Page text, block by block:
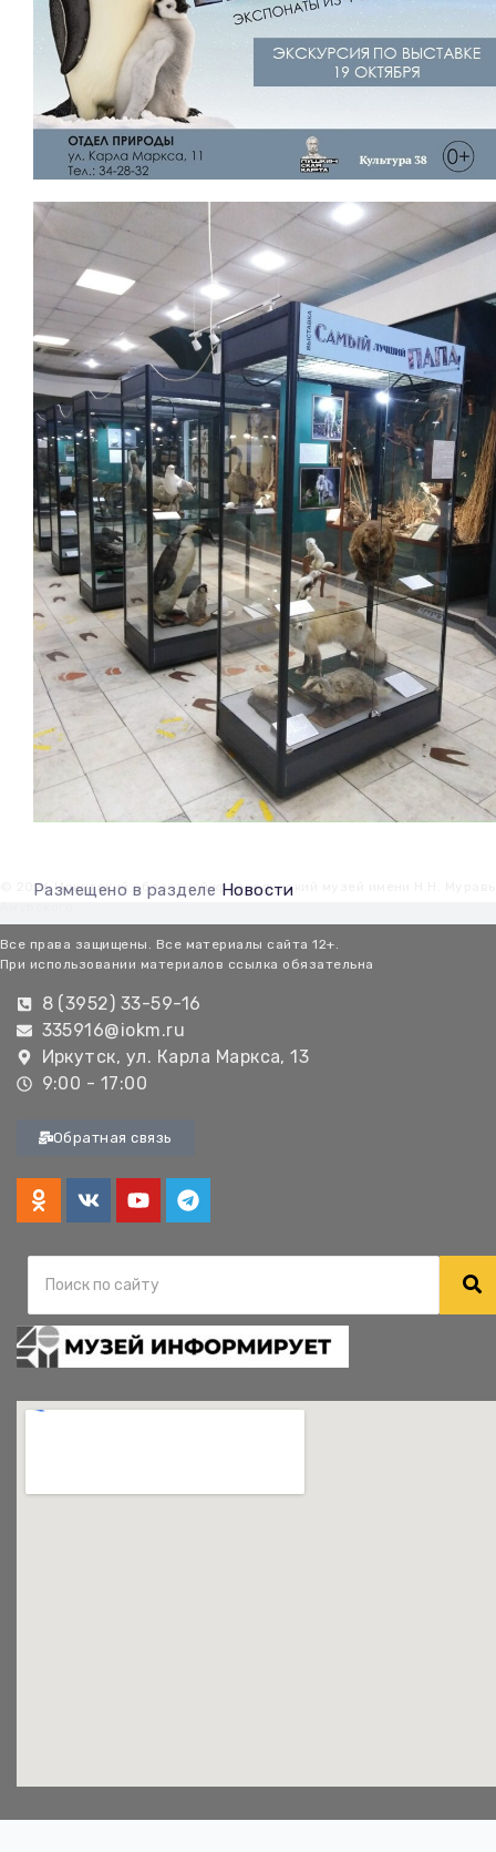
Размещено в разделе Новости
© 2026 Иркутский областной краеведческий музей имени Н.Н.
Все права защищены. Все материалы сайта 12+.
При использовании материалов ссылка обязательна
8 (3952) 33-59-16
335916@iokm.ru
Иркутск, ул. Карла Маркса, 13
9:00 - 17:00
Обратная связь